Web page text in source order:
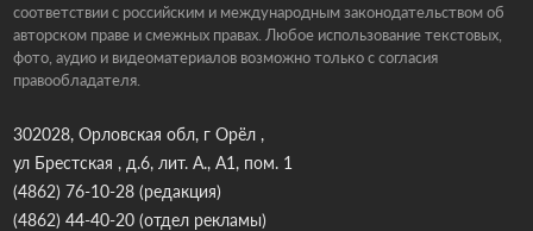
соответствии с российским и международным законодательством об
авторском праве и смежных правах. Любое использование текстовых,
фото, аудио и видеоматериалов возможно только с согласия
правообладателя.
302028, Орловская обл, г Орёл ,
ул Брестская , д.6, лит. А., А1, пом. 1
(4862) 76-10-28(редакция)
(4862) 44-40-20(отдел рекламы)